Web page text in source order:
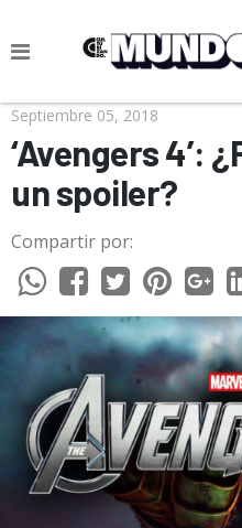
NOTICIAS
CULTURA POP
CIENCIA Y TECNOLOGÍA
VIDA
SOCIEDAD
CULTURIZANDO.COM
Septiembre 05, 2018
‘Avengers 4’:
un spoiler?
Compartir por: